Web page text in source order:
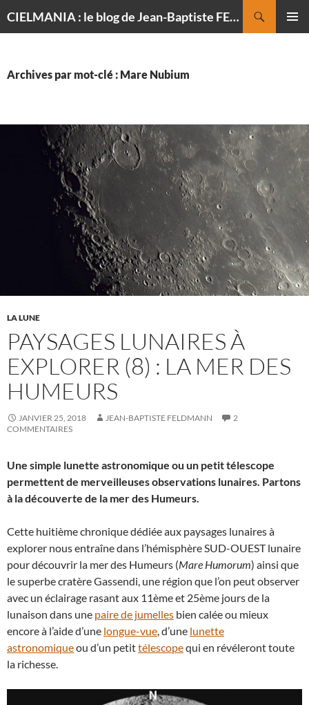
CIELMANIA : le blog de Jean-Baptiste FELDMANN, photographe du ciel
Archives par mot-clé : Mare Nubium
LA LUNE
PAYSAGES LUNAIRES À
EXPLORER (8) : LA MER DES
HUMEURS
JANVIER 25, 2018 JEAN-BAPTISTE FELDMANN
2
COMMENTAIRES
Une simple lunette astronomique ou un petit télescope
permettent de merveilleuses observations lunaires. Partons
à la découverte de la mer des Humeurs.
Cette huitième chronique dédiée aux paysages lunaires à
explorer nous entraîne dans l’hémisphère SUD-OUEST lunaire
pour découvrir la mer des Humeurs (Mare Humorum) ainsi que
le superbe cratère Gassendi, une région que l’on peut observer
avec un éclairage rasant aux 11ème et 25ème jours de la
lunaison dans une paire de jumelles bien calée ou mieux
encore à l’aide d’une longue-vue, d’une lunette
astronomiqueou d’un petittélescopequi en révéleront toute
la richesse.